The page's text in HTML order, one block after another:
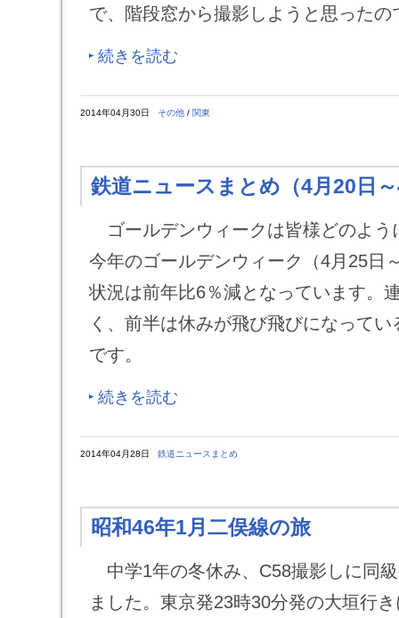
で、階段窓から撮影しようと思ったの
続きを読む
2014年04月30日 その他 / 関東
鉄道ニュースまとめ（4月20日
ゴールデンウィークは皆様どのよう
今年のゴールデンウィーク（4月25日
状況は前年比6％減となっています。
く、前半は休みが飛び飛びになって
です。
続きを読む
2014年04月28日 鉄道ニュースまとめ
昭和46年1月二俣線の旅
中学1年の冬休み、C58撮影しに同
ました。東京発23時30分発の大垣行